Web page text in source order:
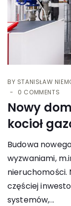
BY STANISŁAW
0 COMMENTS
Nowy
kocioł
Budowa
wyzwaniami,
nieruchomości.
częściej
systemów,...